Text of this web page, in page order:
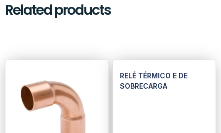
Related products
RELÉ TÉRMICO E DE
SOBRECARGA